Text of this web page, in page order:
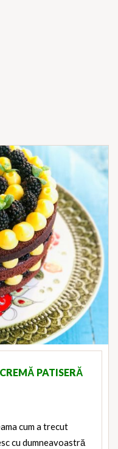
PATISERĂ
cum a trecut
cu dumneavoastră